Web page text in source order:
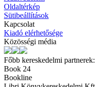
Oldaltérkép
Sütibeállítások
Kapcsolat
Kiadó elérhetősége
Közösségi média
Főbb kereskedelmi partnerek:
Book 24
Bookline